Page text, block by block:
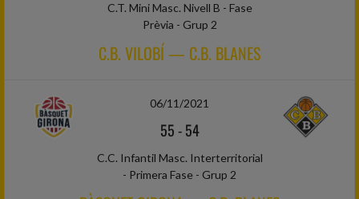
C.T. Mini Masc. Nivell B - Fase
Prèvia - Grup 2
C.B. VILOBÍ — C.B. BLANES
06/11/2021
55-54
C.C. Infantil Masc. Interterritorial
- Primera Fase - Grup 2